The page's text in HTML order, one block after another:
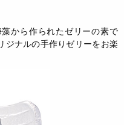
から作られたゼリーの素で
ジナルの手作りゼリーをお楽